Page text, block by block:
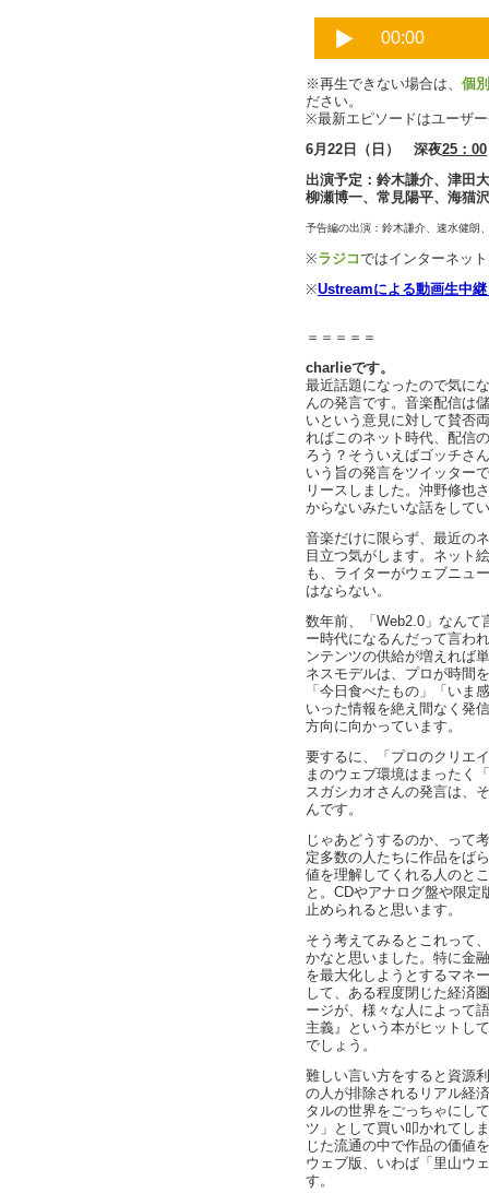
※再生できない場合は、 個
ださい。
※最新エピソードはユーザ
6月22日（日） 深夜25：00
出演予定：鈴木謙介、津田
柳瀬博一、常見陽平、海猫
予告編の出演：鈴木謙介、速水健朗
※ラジコではインターネッ
※Ustreamによる動画生中
＝＝＝＝＝
charlieです。
最近話題になったので気に
んの発言です。音楽配信は
いという意見に対して賛否
ればこのネット時代、配信
ろう？そういえばゴッチさ
いう旨の発言をツイッター
リースしました。沖野修也
からないみたいな話をして
音楽だけに限らず、最近の
目立つ気がします。ネット
も、ライターがウェブニュ
はならない。
数年前、「Web2.0」なんて
ー時代になるんだって言わ
ンテンツの供給が増えれば
ネスモデルは、プロが時間
「今日食べたもの」「いま
いった情報を絶え間なく発
方向に向かっています。
要するに、「プロのクリエ
まのウェブ環境はまったく
スガシカオさんの発言は、
んです。
じゃあどうするのか、って
定多数の人たちに作品をば
値を理解してくれる人のと
と。CDやアナログ盤や限
止められると思います。
そう考えてみるとこれって
かなと思いました。特に金
を最大化しようとするマネ
して、ある程度閉じた経済
ージが、様々な人によって
主義』という本がヒットし
でしょう。
難しい言い方をすると資源
の人が排除されるリアル経
タルの世界をごっちゃにし
ツ」として買い叩かれてし
じた流通の中で作品の価値
ウェブ版、いわば「里山ウ
す。